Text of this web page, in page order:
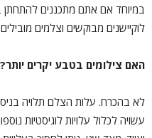
במיוחד אם אתם מתכננים להתחתן
לוקיישנים מבוקשים וצלמים
האם צילומים בטבע יקרים יותר?
לא בהכרח. עלות הצלם תלויה
עשויה לכלול עלויות לוגיסטיות